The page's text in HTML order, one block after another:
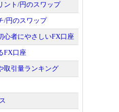
ント/円のスワップ
/円のスワップ
心者にやさしいFX口座
FX口座
取引量ランキング